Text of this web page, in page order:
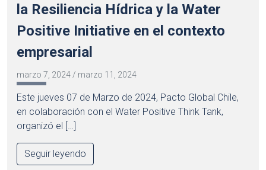
la Resiliencia Hídrica y la Water
Positive Initiative en el contexto
empresarial
marzo 7, 2024 / marzo 11, 2024
Este jueves 07 de Marzo de 2024, Pacto Global Chile,
en colaboración con el Water Positive Think Tank,
organizó el […]
Seguir leyendo